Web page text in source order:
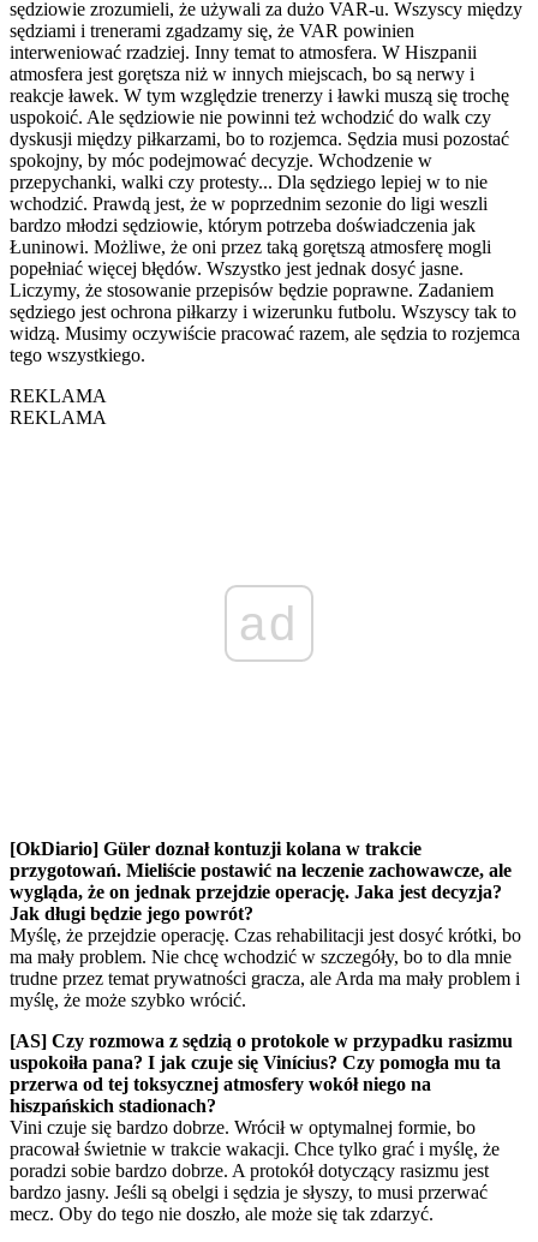
sędziowie zrozumieli, że używali za dużo VAR-u. Wszyscy między
sędziami i trenerami zgadzamy się, że VAR powinien
interweniować rzadziej. Inny temat to atmosfera. W Hiszpanii
atmosfera jest gorętsza niż w innych miejscach, bo są nerwy i
reakcje ławek. W tym względzie trenerzy i ławki muszą się trochę
uspokoić. Ale sędziowie nie powinni też wchodzić do walk czy
dyskusji między piłkarzami, bo to rozjemca. Sędzia musi pozostać
spokojny, by móc podejmować decyzje. Wchodzenie w
przepychanki, walki czy protesty... Dla sędziego lepiej w to nie
wchodzić. Prawdą jest, że w poprzednim sezonie do ligi weszli
bardzo młodzi sędziowie, którym potrzeba doświadczenia jak
Łuninowi. Możliwe, że oni przez taką gorętszą atmosferę mogli
popełniać więcej błędów. Wszystko jest jednak dosyć jasne.
Liczymy, że stosowanie przepisów będzie poprawne. Zadaniem
sędziego jest ochrona piłkarzy i wizerunku futbolu. Wszyscy tak to
widzą. Musimy oczywiście pracować razem, ale sędzia to rozjemca
tego wszystkiego.
REKLAMA
REKLAMA
ad
[OkDiario] Güler doznał kontuzji kolana w trakcie
przygotowań. Mieliście postawić na leczenie zachowawcze, ale
wygląda, że on jednak przejdzie operację. Jaka jest decyzja?
Jak długi będzie jego powrót?
Myślę, że przejdzie operację. Czas rehabilitacji jest dosyć krótki, bo
ma mały problem. Nie chcę wchodzić w szczegóły, bo to dla mnie
trudne przez temat prywatności gracza, ale Arda ma mały problem i
myślę, że może szybko wrócić.
[AS] Czy rozmowa z sędzią o protokole w przypadku rasizmu
uspokoiła pana? I jak czuje się Vinícius? Czy pomogła mu ta
przerwa od tej toksycznej atmosfery wokół niego na
hiszpańskich stadionach?
Vini czuje się bardzo dobrze. Wrócił w optymalnej formie, bo
pracował świetnie w trakcie wakacji. Chce tylko grać i myślę, że
poradzi sobie bardzo dobrze. A protokół dotyczący rasizmu jest
bardzo jasny. Jeśli są obelgi i sędzia je słyszy, to musi przerwać
mecz. Oby do tego nie doszło, ale może się tak zdarzyć.